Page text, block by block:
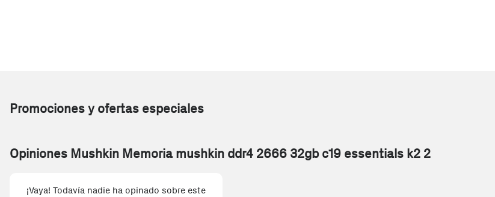
Promociones y ofertas especiales
Opiniones Mushkin Memoria mushkin ddr4 2666 32gb c19 essentials k2 2
¡Vaya! Todavía nadie ha opinado sobre este